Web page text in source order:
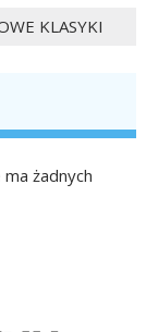
KLASYKI
żadnych